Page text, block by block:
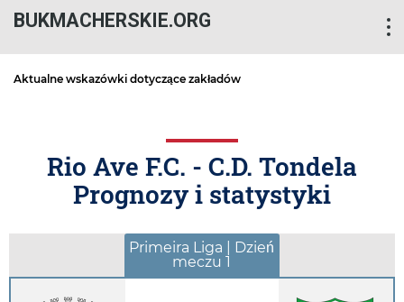
BUKMACHERSKIE.ORG
Aktualne wskazówki dotyczące zakładów
Rio Ave F.C. - C.D. Tondela
Prognozy i statystyki
Primeira Liga | Dzień
meczu 1